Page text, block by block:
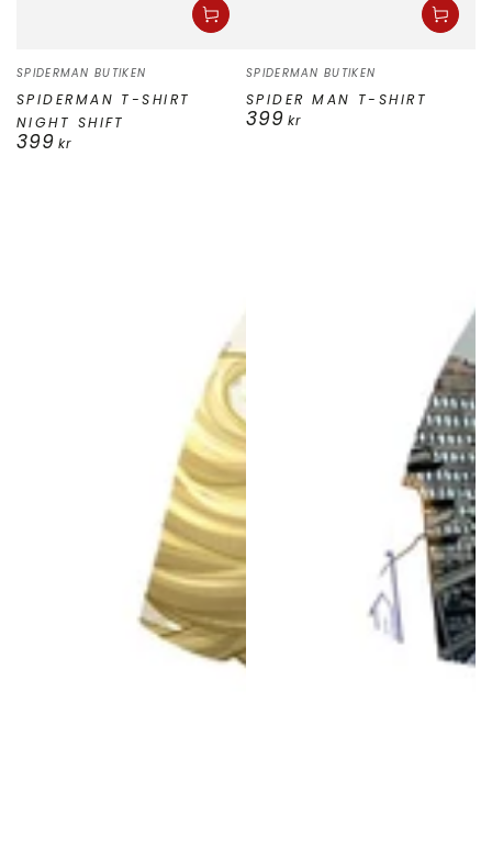
Säljare:
SPIDERMAN BUTIKEN
SPIDERMAN T-SHIRT
NIGHT SHIFT
Ordinarie
399 kr
Säljare:
SPIDERMAN BUTIKEN
SPIDER MAN T-SHIRT
Ordinarie
399 kr